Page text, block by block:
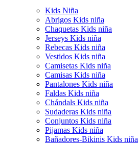
Kids Niña
Abrigos Kids niña
Chaquetas Kids niña
Jerseys Kids niña
Rebecas Kids niña
Vestidos Kids niña
Camisetas Kids niña
Camisas Kids niña
Pantalones Kids niña
Faldas Kids niña
Chándals Kids niña
Sudaderas Kids niña
Conjuntos Kids niña
Pijamas Kids niña
Bañadores-Bikinis Kids niña